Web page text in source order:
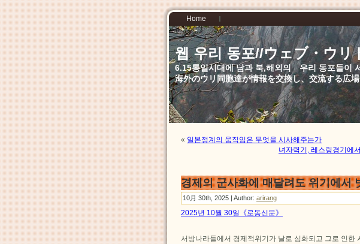
Home
웹 우리 동포//ウェブ・ウリ
6.15통일시대에 남과 북,해외의 우리 동포들이
海外のウリ同胞達が情報を交換し、交流する広場
« 일본정계의 움직임은 무엇을 시사해주는가
녀자력기, 레스링경기에
경제의 군사화에 매달려도 위기에서
10月 30th, 2025 | Author: arirang
2025년 10월 30일《로동신문》
서방나라들에서 경제적위기가 날로 심화되고 그로 인